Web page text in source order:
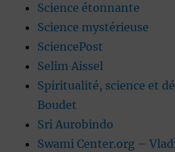
Science étonnante
Science mystérieuse
SciencePost
Selim Aissel
Spiritualité, science et
Boudet
Sri Aurobindo
Swami Center.org –